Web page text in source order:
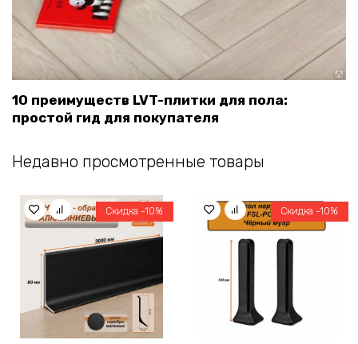
10 преимуществ LVT-плитки для пола:
простой гид для покупателя
Недавно просмотренные товары
Скидка -10% Скидка -10%